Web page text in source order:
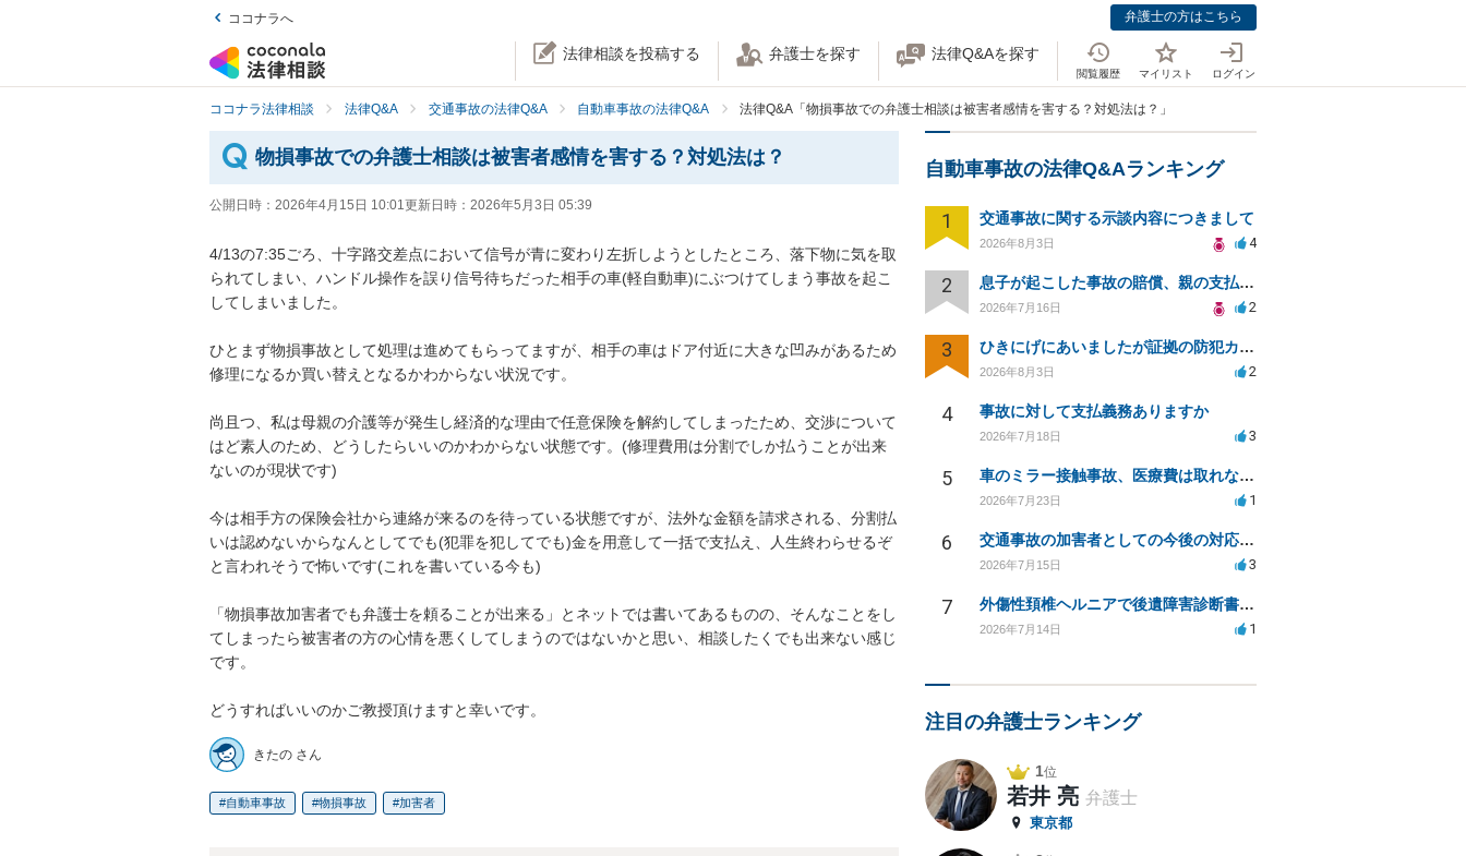
ココナラへ 弁護士の方はこちら
法律相談を投稿する 弁護士を探す 法律Q&Aを探す
閲覧履歴 マイリスト ログイン
ココナラ法律相談 法律Q&A 交通事故の法律Q&A 自動車事故の法律Q&A 法律Q&A「物損事故での弁護士相談は被害者感情を害する？対処法は？」
物損事故での弁護士相談は被害者感情を害する？対処法は？
公開日時： 2026年4月15日 10:01更新日時： 2026年5月3日 05:39
4/13の7:35ごろ、十字路交差点において信号が青に変わり左折しようとしたところ、落下物に気を取
られてしまい、ハンドル操作を誤り信号待ちだった相手の車(軽自動車)にぶつけてしまう事故を起こ
してしまいました。
ひとまず物損事故として処理は進めてもらってますが、相手の車はドア付近に大きな凹みがあるため
修理になるか買い替えとなるかわからない状況です。
尚且つ、私は母親の介護等が発生し経済的な理由で任意保険を解約してしまったため、交渉について
はど素人のため、どうしたらいいのかわからない状態です。(修理費用は分割でしか払うことが出来
ないのが現状です)
今は相手方の保険会社から連絡が来るのを待っている状態ですが、法外な金額を請求される、分割払
いは認めないからなんとしてでも(犯罪を犯してでも)金を用意して一括で支払え、人生終わらせるぞ
と言われそうで怖いです(これを書いている今も)
「物損事故加害者でも弁護士を頼ることが出来る」とネットでは書いてあるものの、そんなことをし
てしまったら被害者の方の心情を悪くしてしまうのではないかと思い、相談したくでも出来ない感じ
です。
どうすればいいのかご教授頂けますと幸いです。
きたの さん
自動車事故 物損事故 加害者
自動車事故の法律Q&Aランキング
1 交通事故に関する示談内容につきまして
2026年8月3日 4
2 息子が起こした事故の賠償、親の支払義務と対策は？
2026年7月16日 2
3 ひきにげにあいましたが証拠の防犯カメラがうつってない
2026年8月3日 2
4 事故に対して支払義務ありますか
2026年7月18日 3
5 車のミラー接触事故、医療費は取れないのでしょうか？
2026年7月23日 1
6 交通事故の加害者としての今後の対応と弁護士相談のタイミングは？
2026年7月15日 3
7 外傷性頚椎ヘルニアで後遺障害診断書の申請での症状の伝え方等
2026年7月14日 1
注目の弁護士ランキング
1位
若井 亮 弁護士
東京都